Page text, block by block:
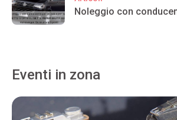
Noleggio con
Eventi in zona